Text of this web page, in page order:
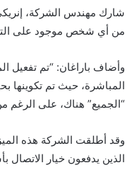
شارك مهندس الشركة،
من أي شخص موجود على
وأضاف باراغان: “تم تفعيل
المباشرة، حيث تم تكوينها
“الجميع” هناك، على الرغم
وقد أطلقت الشركة هذه
الذين يدفعون خيار